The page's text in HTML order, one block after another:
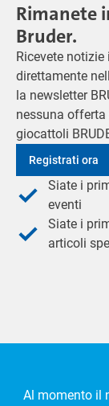
Rimanete
Bruder.
Ricevete
direttamente
la newsletter
nessuna
giocattoli
Registrati ora
Siate i
eventi
Siate i
articoli
Al momento il